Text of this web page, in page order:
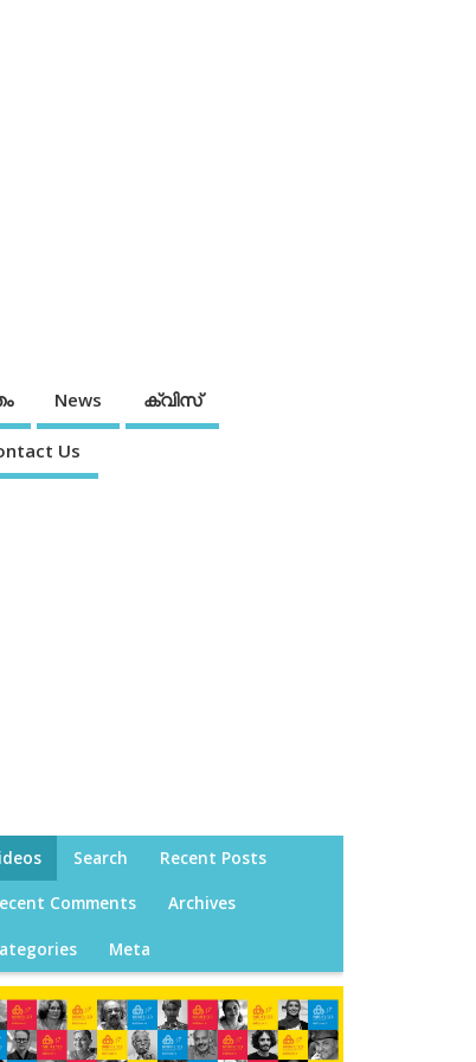
News ക്വിസ്
Us
Search Recent Posts
Comments Archives
Meta